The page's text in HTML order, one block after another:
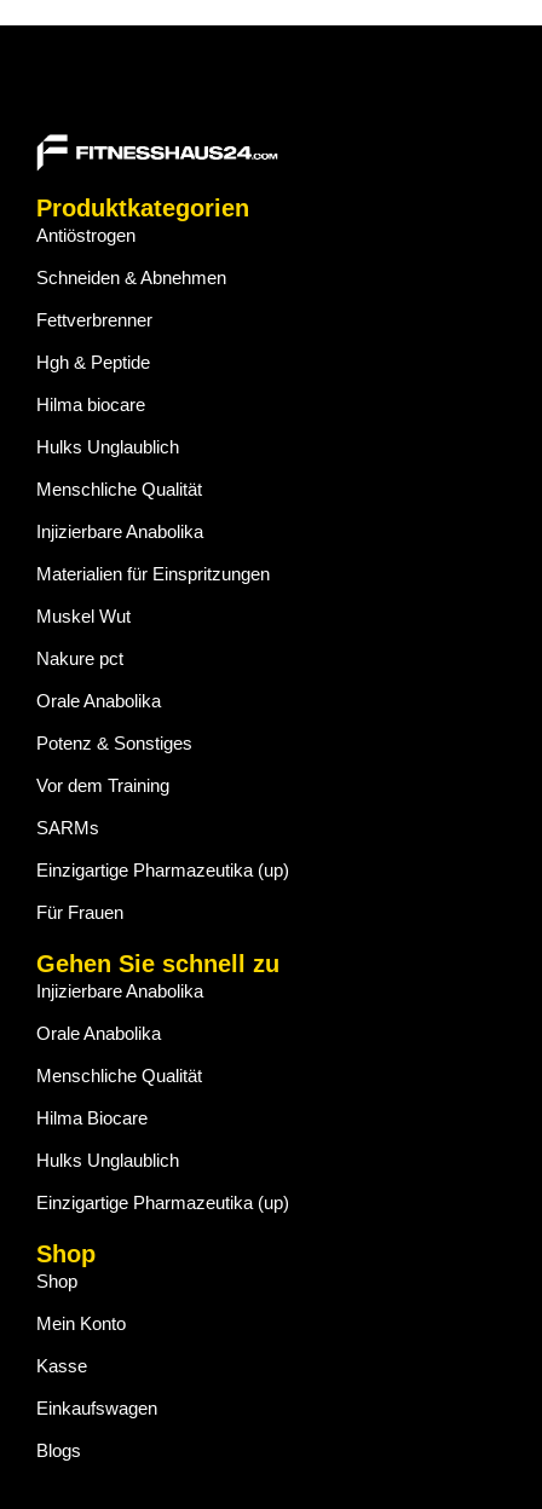
Produktkategorien
Antiöstrogen
Schneiden & Abnehmen
Fettverbrenner
Hgh & Peptide
Hilma biocare
Hulks Unglaublich
Menschliche Qualität
Injizierbare Anabolika
Materialien für Einspritzungen
Muskel Wut
Nakure pct
Orale Anabolika
Potenz & Sonstiges
Vor dem Training
SARMs
Einzigartige Pharmazeutika (up)
Für Frauen
Gehen Sie schnell zu
Injizierbare Anabolika
Orale Anabolika
Menschliche Qualität
Hilma Biocare
Hulks Unglaublich
Einzigartige Pharmazeutika (up)
Shop
Shop
Mein Konto
Kasse
Einkaufswagen
Blogs